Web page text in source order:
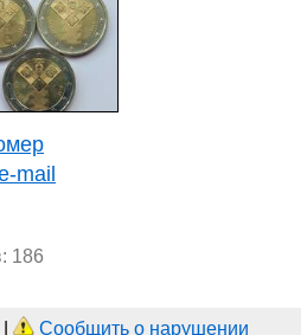
mail
186
Сообщить о нарушении